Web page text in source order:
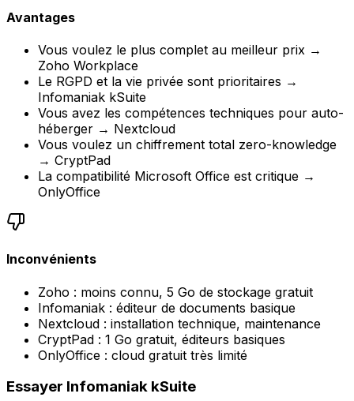
Avantages
Vous voulez le plus complet au meilleur prix →
Zoho Workplace
Le RGPD et la vie privée sont prioritaires →
Infomaniak kSuite
Vous avez les compétences techniques pour auto-
héberger → Nextcloud
Vous voulez un chiffrement total zero-knowledge
→ CryptPad
La compatibilité Microsoft Office est critique →
OnlyOffice
Inconvénients
Zoho : moins connu, 5 Go de stockage gratuit
Infomaniak : éditeur de documents basique
Nextcloud : installation technique, maintenance
CryptPad : 1 Go gratuit, éditeurs basiques
OnlyOffice : cloud gratuit très limité
Essayer Infomaniak kSuite